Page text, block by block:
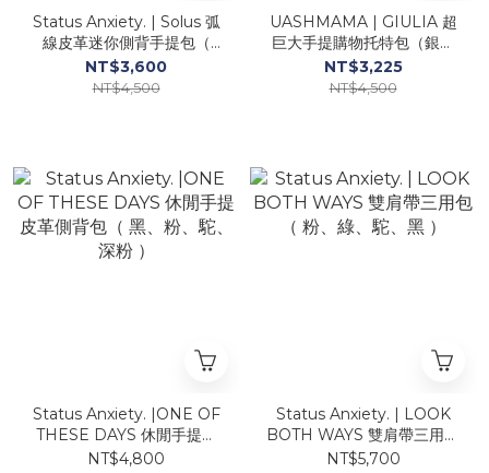
Status Anxiety. | Solus 弧
線皮革迷你側背手提包（
黃、白、黑、綠、粉 ）
NT$3,600
NT$4,500
UASHMAMA | GIULIA 超
巨大手提購物托特包（銀、
錫灰、藍、白金）
NT$3,225
NT$4,500
Status Anxiety. |ONE OF
THESE DAYS 休閒手提皮
革側背包（ 黑、粉、駝、深
NT$4,800
Status Anxiety. | LOOK
BOTH WAYS 雙肩帶三用包
（ 粉、綠、駝、黑 ）
NT$5,700